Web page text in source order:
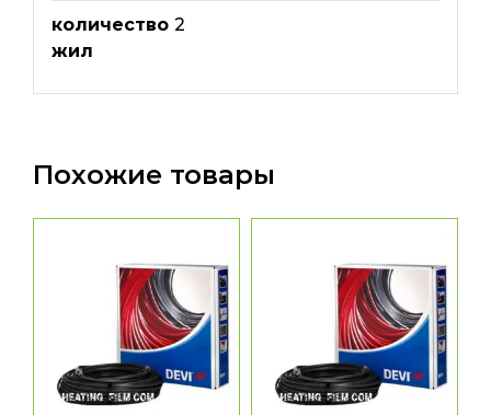
количество
жил
2
Похожие товары